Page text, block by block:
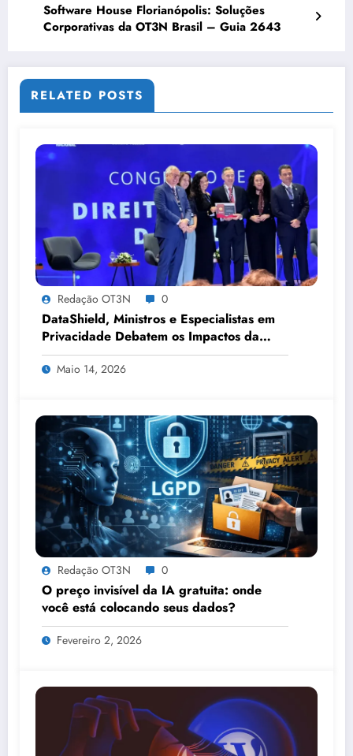
Software House Florianópolis: Soluções
Corporativas da OT3N Brasil – Guia 2643
RELATED POSTS
Redação OT3N 0
DataShield, Ministros e Especialistas em
Privacidade Debatem os Impactos da
Tecnologia, IA e Proteção de Dados no
Congresso de Direito Digital da OAB
Maio 14, 2026
Redação OT3N 0
O preço invisível da IA gratuita: onde
você está colocando seus dados?
Fevereiro 2, 2026